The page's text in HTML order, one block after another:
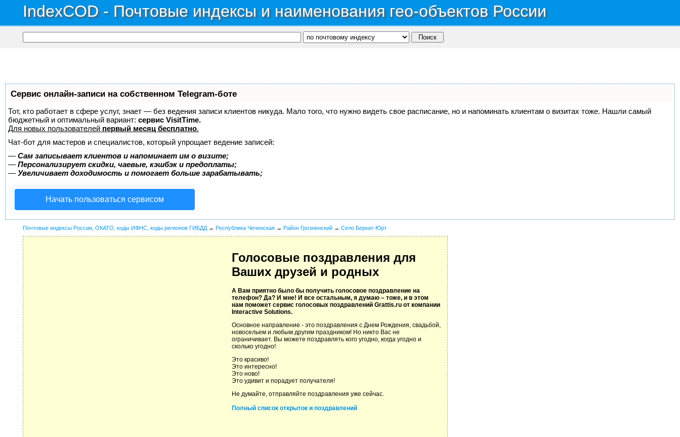
IndexCOD - Почтовые индексы и наименования гео-объектов России
Сервис онлайн-записи на собственном Telegram-боте
Тот, кто работает в сфере услуг, знает — без ведения записи клиентов никуда. Мало того, что нужно видеть свое расписание, но и напоминать клиентам о визитах тоже. Нашли самый
бюджетный и оптимальный вариант: сервис VisitTime.
Для новых пользователей первый месяц бесплатно.
Чат-бот для мастеров и специалистов, который упрощает ведение записей:
— Сам записывает клиентов и напоминает им о визите;
— Персонализирует скидки, чаевые, кэшбэк и предоплаты;
— Увеличивает доходимость и помогает больше зарабатывать;
Начать пользоваться сервисом
Почтовые индексы России, ОКАТО, коды ИФНС, коды регионов ГИБДД → Республика Чеченская → Район Грозненский → Село Беркат-Юрт
Голосовые поздравления для
Ваших друзей и родных
А Вам приятно было бы получить голосовое поздравление на
телефон? Да? И мне! И все остальным, я думаю – тоже, и в этом
нам поможет сервис голосовых поздравлений Grattis.ru от компании
Interactive Solutions.
Основное направление - это поздравления с Днем Рождения, свадьбой,
новосельем и любым другим праздником! Но никто Вас не
ограничивает. Вы можете поздравлять кого угодно, когда угодно и
сколько угодно!
Это красиво!
Это интересно!
Это ново!
Это удивит и порадует получателя!
Не думайте, отправляйте поздравления уже сейчас.
Полный список открыток и поздравлений